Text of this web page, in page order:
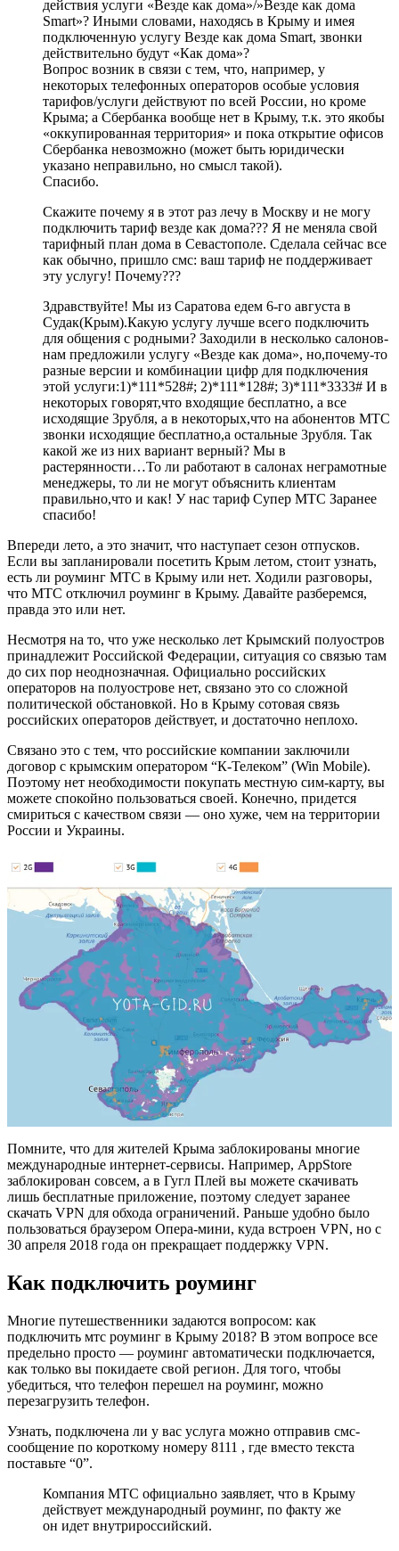
действия услуги «Везде как дома»/»Везде как дома
Smart»? Иными словами, находясь в Крыму и имея
подключенную услугу Везде как дома Smart, звонки
действительно будут «Как дома»?
Вопрос возник в связи с тем, что, например, у
некоторых телефонных операторов особые условия
тарифов/услуги действуют по всей России, но кроме
Крыма; а Сбербанка вообще нет в Крыму, т.к. это якобы
«оккупированная территория» и пока открытие офисов
Сбербанка невозможно (может быть юридически
указано неправильно, но смысл такой).
Спасибо.
Скажите почему я в этот раз лечу в Москву и не могу
подключить тариф везде как дома??? Я не меняла свой
тарифный план дома в Севастополе. Сделала сейчас все
как обычно, пришло смс: ваш тариф не поддерживает
эту услугу! Почему???
Здравствуйте! Мы из Саратова едем 6-го августа в
Судак(Крым).Какую услугу лучше всего подключить
для общения с родными? Заходили в несколько салонов-
нам предложили услугу «Везде как дома», но,почему-то
разные версии и комбинации цифр для подключения
этой услуги:1)*111*528#; 2)*111*128#; 3)*111*3333# И в
некоторых говорят,что входящие бесплатно, а все
исходящие 3рубля, а в некоторых,что на абонентов МТС
звонки исходящие бесплатно,а остальные 3рубля. Так
какой же из них вариант верный? Мы в
растерянности…То ли работают в салонах неграмотные
менеджеры, то ли не могут объяснить клиентам
правильно,что и как! У нас тариф Супер МТС Заранее
спасибо!
Впереди лето, а это значит, что наступает сезон отпусков.
Если вы запланировали посетить Крым летом, стоит узнать,
есть ли роуминг МТС в Крыму или нет. Ходили разговоры,
что МТС отключил роуминг в Крыму. Давайте разберемся,
правда это или нет.
Несмотря на то, что уже несколько лет Крымский полуостров
принадлежит Российской Федерации, ситуация со связью там
до сих пор неоднозначная. Официально российских
операторов на полуострове нет, связано это со сложной
политической обстановкой. Но в Крыму сотовая связь
российских операторов действует, и достаточно неплохо.
Связано это с тем, что российские компании заключили
договор с крымским оператором “К-Телеком” (Win Mobile).
Поэтому нет необходимости покупать местную сим-карту, вы
можете спокойно пользоваться своей. Конечно, придется
смириться с качеством связи — оно хуже, чем на территории
России и Украины.
Помните, что для жителей Крыма заблокированы многие
международные интернет-сервисы. Например, AppStore
заблокирован совсем, а в Гугл Плей вы можете скачивать
лишь бесплатные приложение, поэтому следует заранее
скачать VPN для обхода ограничений. Раньше удобно было
пользоваться браузером Опера-мини, куда встроен VPN, но с
30 апреля 2018 года он прекращает поддержку VPN.
Как подключить роуминг
Многие путешественники задаются вопросом: как
подключить мтс роуминг в Крыму 2018? В этом вопросе все
предельно просто — роуминг автоматически подключается,
как только вы покидаете свой регион. Для того, чтобы
убедиться, что телефон перешел на роуминг, можно
перезагрузить телефон.
Узнать, подключена ли у вас услуга можно отправив смс-
сообщение по короткому номеру 8111 , где вместо текста
поставьте “0”.
Компания МТС официально заявляет, что в Крыму
действует международный роуминг, по факту же
он идет внутрироссийский.